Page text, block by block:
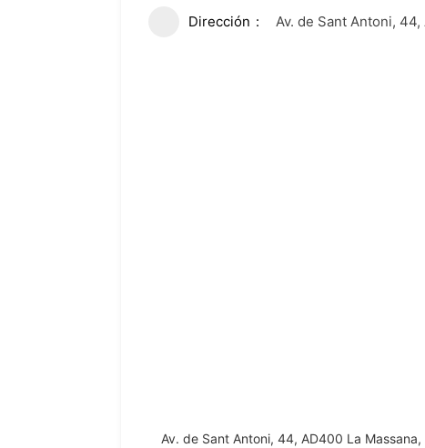
Dirección Av. de Sant Antoni,
Av. de Sant Antoni, 44, AD400 La Massana,